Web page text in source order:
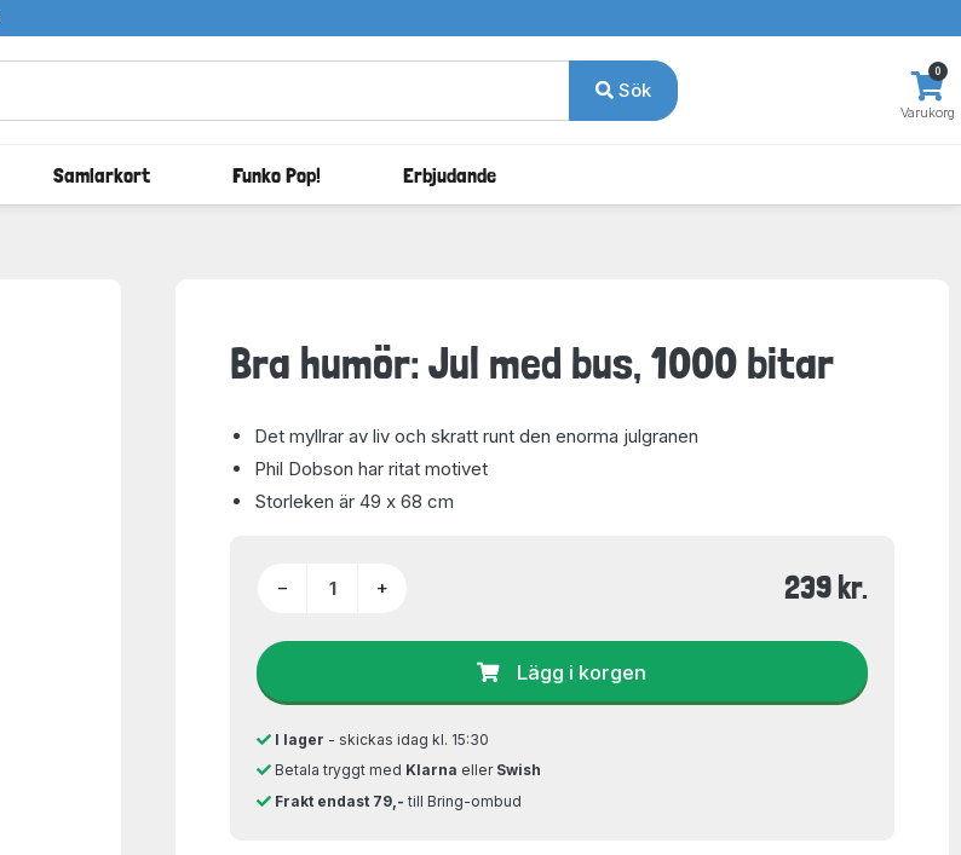
Sök
Varukorg
0
Samlarkort Funko Pop! Erbjudande
Bra humör: Jul med bus, 1000 bitar
Det myllrar av liv och skratt runt den enorma julgranen
Phil Dobson har ritat motivet
Storleken är 49 x 68 cm
− + 239 kr.
Lägg i korgen
I lager - skickas idag kl. 15:30
Betala tryggt med Klarna eller Swish
Frakt endast 79,- till Bring-ombud